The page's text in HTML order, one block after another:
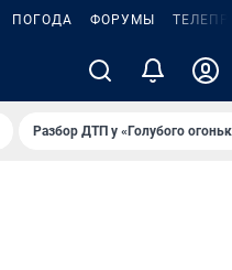
ПОГОДА ФОРУМЫ
Разбор ДТП у «Голубого